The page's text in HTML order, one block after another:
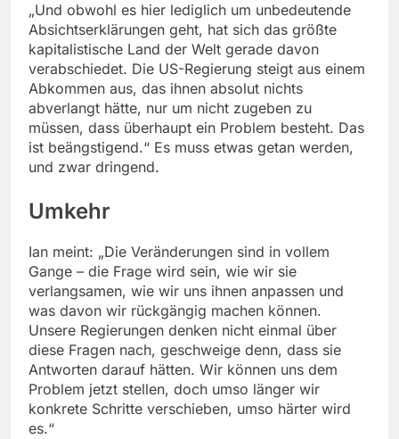
„Und obwohl es hier lediglich um unbedeutende
Absichtserklärungen geht, hat sich das größte
kapitalistische Land der Welt gerade davon
verabschiedet. Die US-Regierung steigt aus einem
Abkommen aus, das ihnen absolut nichts
abverlangt hätte, nur um nicht zugeben zu
müssen, dass überhaupt ein Problem besteht. Das
ist beängstigend.“ Es muss etwas getan werden,
und zwar dringend.
Umkehr
Ian meint: „Die Veränderungen sind in vollem
Gange – die Frage wird sein, wie wir sie
verlangsamen, wie wir uns ihnen anpassen und
was davon wir rückgängig machen können.
Unsere Regierungen denken nicht einmal über
diese Fragen nach, geschweige denn, dass sie
Antworten darauf hätten. Wir können uns dem
Problem jetzt stellen, doch umso länger wir
konkrete Schritte verschieben, umso härter wird
es.“